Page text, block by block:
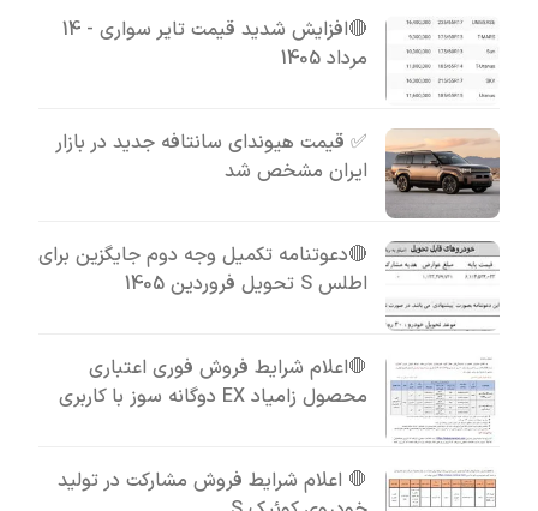
🔴افزایش شدید قیمت تایر سواری - 14
مرداد 1405
✅ قیمت هیوندای سانتافه جدید در بازار
ایران مشخص شد
🔴دعوتنامه تکمیل وجه دوم جایگزین برای
اطلس S تحویل فروردین 1405
🛑اعلام شرایط فروش فوری اعتباری
محصول زامیاد EX دوگانه سوز با کاربری
🛑 اعلام شرایط فروش مشارکت در تولید